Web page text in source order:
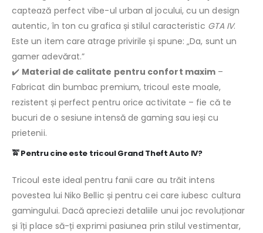
captează perfect vibe-ul urban al jocului, cu un design
autentic, în ton cu grafica și stilul caracteristic GTA IV.
Este un item care atrage privirile și spune: „Da, sunt un
gamer adevărat.”
✔️ Material de calitate pentru confort maxim –
Fabricat din bumbac premium, tricoul este moale,
rezistent și perfect pentru orice activitate – fie că te
bucuri de o sesiune intensă de gaming sau ieși cu
prietenii.
🚖Pentru cine este tricoul Grand Theft Auto IV?
Tricoul este ideal pentru fanii care au trăit intens
povestea lui Niko Bellic și pentru cei care iubesc cultura
gamingului. Dacă apreciezi detaliile unui joc revoluționar
și îți place să-ți exprimi pasiunea prin stilul vestimentar,